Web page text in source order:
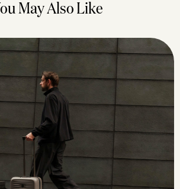
May Also Like